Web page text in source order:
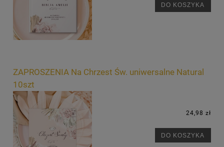
DO KOSZYKA
ZAPROSZENIA Na Chrzest Św. uniwersalne Natural
10szt
24,98 zł
DO KOSZYKA